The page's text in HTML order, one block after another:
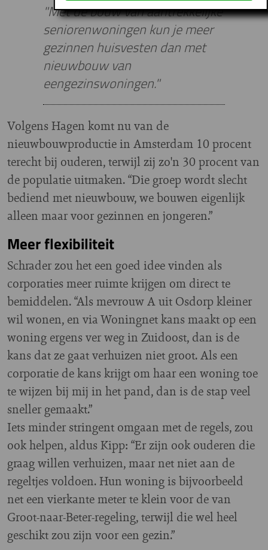
"Met de bouw van aantrekkelijke
seniorenwoningen kun je meer
gezinnen huisvesten dan met
nieuwbouw van
eengezinswoningen."
Volgens Hagen komt nu van de
nieuwbouwproductie in Amsterdam 10 procent
terecht bij ouderen, terwijl zij zo'n 30 procent van
de populatie uitmaken. “Die groep wordt slecht
bediend met nieuwbouw, we bouwen eigenlijk
alleen maar voor gezinnen en jongeren.”
Meer flexibiliteit
Schrader zou het een goed idee vinden als
corporaties meer ruimte krijgen om direct te
bemiddelen. “Als mevrouw A uit Osdorp kleiner
wil wonen, en via Woningnet kans maakt op een
woning ergens ver weg in Zuidoost, dan is de
kans dat ze gaat verhuizen niet groot. Als een
corporatie de kans krijgt om haar een woning toe
te wijzen bij mij in het pand, dan is de stap veel
sneller gemaakt.”
Iets minder stringent omgaan met de regels, zou
ook helpen, aldus Kipp: “Er zijn ook ouderen die
graag willen verhuizen, maar net niet aan de
regeltjes voldoen. Hun woning is bijvoorbeeld
net een vierkante meter te klein voor de van
Groot-naar-Beter-regeling, terwijl die wel heel
geschikt zou zijn voor een gezin.”